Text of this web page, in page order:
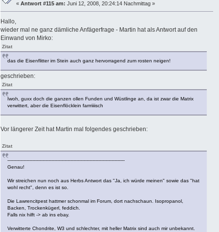
«Antwort #115 am: Juni 12, 2008, 20:24:14 Nachmittag »
Hallo,
wieder mal ne ganz dämliche Anfägerfrage - Martin hat als Antwort auf den
Einwand von Mirko:
Zitat
das die Eisenflitter im Stein auch ganz hervorragend zum rosten neigen!
geschrieben:
Zitat
Iwoh, guxx doch die ganzen ollen Funden und Wüstlinge an, da ist zwar die Matrix
verwittert, aber die Eisenflöcklein farrriiiisch
Vor längerer Zeit hat Martin mal folgendes geschrieben:
Zitat
--------------------------------------------------------------------------------
Genau!
Wir streichen nun noch aus Herbs Antwort das "Ja, ich würde meinen" sowie das "hat
wohl recht", denn es ist so.
Die Lawrencitpest hattmer schonmal im Forum, dort nachschaun. Isopropanol,
Backen, Trockenkügerl, feddich.
Falls nix hilft -> ab ins ebay.
Verwitterte Chondrite, W3 und schlechter, mit heller Matrix sind auch mir unbekannt.